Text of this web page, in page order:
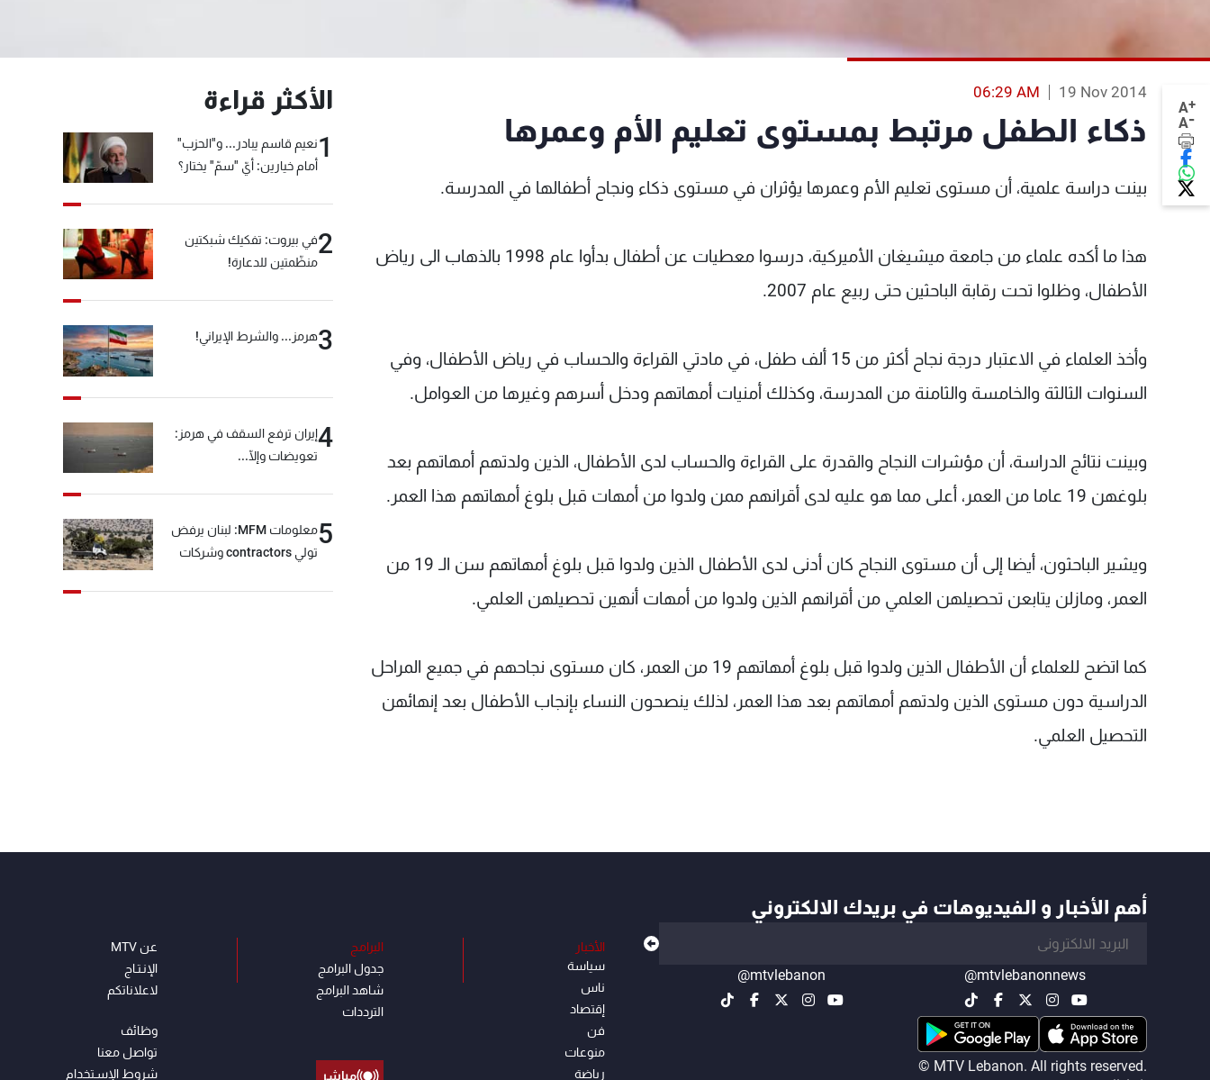
A+
A-
19 Nov 2014
06:29 AM
ذكاء الطفل مرتبط بمستوى تعليم الأم وعمرها
بينت دراسة علمية، أن مستوى تعليم الأم وعمرها يؤثران في مستوى ذكاء ونجاح أطفالها في المدرسة.
هذا ما أكده علماء من جامعة ميشيغان الأميركية، درسوا معطيات عن أطفال بدأوا عام 1998 بالذهاب الى رياض
الأطفال، وظلوا تحت رقابة الباحثين حتى ربيع عام 2007.
وأخذ العلماء في الاعتبار درجة نجاح أكثر من 15 ألف طفل، في مادتي القراءة والحساب في رياض الأطفال، وفي
السنوات الثالثة والخامسة والثامنة من المدرسة، وكذلك أمنيات أمهاتهم ودخل أسرهم وغيرها من العوامل.
وبينت نتائج الدراسة، أن مؤشرات النجاح والقدرة على القراءة والحساب لدى الأطفال، الذين ولدتهم أمهاتهم بعد
بلوغهن 19 عاما من العمر، أعلى مما هو عليه لدى أقرانهم ممن ولدوا من أمهات قبل بلوغ أمهاتهم هذا العمر.
ويشير الباحثون، أيضا إلى أن مستوى النجاح كان أدنى لدى الأطفال الذين ولدوا قبل بلوغ أمهاتهم سن الـ 19 من
العمر، ومازلن يتابعن تحصيلهن العلمي من أقرانهم الذين ولدوا من أمهات أنهين تحصيلهن العلمي.
كما اتضح للعلماء أن الأطفال الذين ولدوا قبل بلوغ أمهاتهم 19 من العمر، كان مستوى نجاحهم في جميع المراحل
الدراسية دون مستوى الذين ولدتهم أمهاتهم بعد هذا العمر، لذلك ينصحون النساء بإنجاب الأطفال بعد إنهائهن
التحصيل العلمي.
الأكثر قراءة
1نعيم قاسم يبادر... و"الحزب"
أمام خيارين: أيّ "سمّ" يختار؟
2في بيروت: تفكيك شبكتين
منظّمتين للدعارة!
3هرمز... والشرط الإيراني!
4إيران ترفع السقف في هرمز:
تعويضات وإلّا...
5
معلومات MFM: لبنان يرفض
تولي contractors وشركات
أهم الأخبار و الفيديوهات في بريدك الالكتروني
@mtvlebanonnews
@mtvlebanon
© MTV Lebanon. All rights reserved.
الأخبار
سياسة
ناس
إقتصاد
فن
منوعات
رياضة
البرامج
جدول البرامج
شاهد البرامج
الترددات
مباشر
عن MTV
الإنـتـاج
لاعلاناتكم
وظائف
تواصل معنا
شروط الإسـتخدام